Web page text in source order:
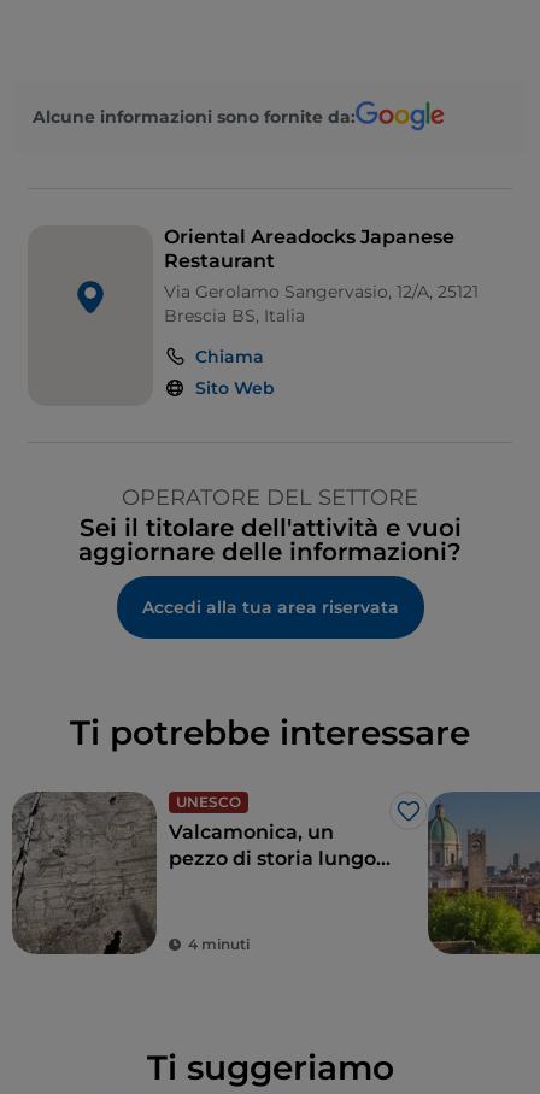
Alcune informazioni sono fornite da:
Oriental Areadocks Japanese
Restaurant
Via Gerolamo Sangervasio, 12/A, 25121
Brescia BS, Italia
Chiama
Sito Web
OPERATORE DEL SETTORE
Sei il titolare dell'attività e vuoi
aggiornare delle informazioni?
Accedi alla tua area riservata
Ti potrebbe interessare
UNESCO
Like
Valcamonica, un
pezzo di storia lungo
4 minuti
Ti suggeriamo